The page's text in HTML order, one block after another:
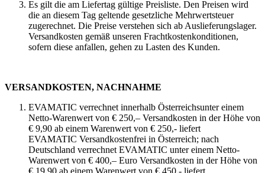
Es gilt die am Liefertag gültige Preisliste. Den Preisen wird
die an diesem Tag geltende gesetzliche Mehrwertsteuer
zugerechnet. Die Preise verstehen sich ab Auslieferungslager.
Versandkosten gemäß unseren Frachtkostenkonditionen,
sofern diese anfallen, gehen zu Lasten des Kunden.
VERSANDKOSTEN, NACHNAHME
EVAMATIC verrechnet innerhalb Österreichsunter einem
Netto-Warenwert von € 250,– Versandkosten in der Höhe von
€ 9,90 ab einem Warenwert von € 250,- liefert
EVAMATIC Versandkostenfrei in Österreich; nach
Deutschland verrechnet EVAMATIC unter einem Netto-
Warenwert von € 400,– Euro Versandkosten in der Höhe von
€ 19,90 ab einem Warenwert von € 450,- liefert